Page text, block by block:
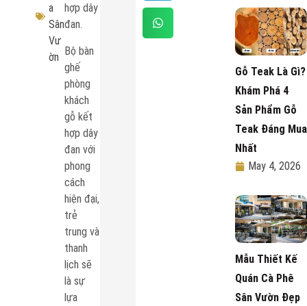
a
Sân
Vư
ờn
hợp dây
đan.
Bộ bàn
ghế
phòng
khách
gỗ kết
hợp dây
đan với
phong
cách
hiện đại,
trẻ
trung và
thanh
lịch sẽ
là sự
lựa
Gỗ Teak Là Gì?
Khám Phá 4
Sản Phẩm Gỗ
Teak Đáng Mua
Nhất
May 4, 2026
Mẫu Thiết Kế
Quán Cà Phê
Sân Vườn Đẹp